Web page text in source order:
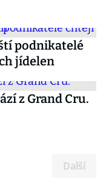
podnikatelé
jídelen
z Grand Cru.
Další